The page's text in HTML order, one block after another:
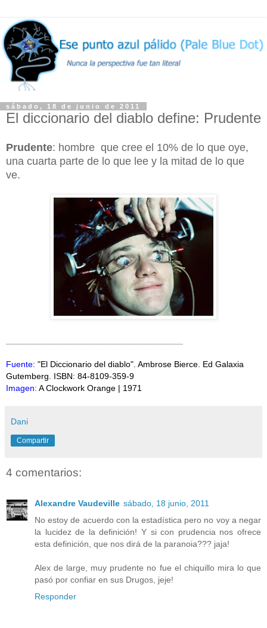
sábado, 18 de junio de 2011
El diccionario del diablo define: Prudente
Prudente: hombre que cree el 10% de lo que oye,
una cuarta parte de lo que lee y la mitad de lo que
ve.
Fuente: "El Diccionario del diablo". Ambrose Bierce. Ed Galaxia
Gutemberg. ISBN: 84-8109-359-9
Imagen: A Clockwork Orange | 1971
Dani
Compartir
4 comentarios:
Alexandre Vaudeville sábado, 18 junio, 2011
No estoy de acuerdo con la estadística pero no voy a negar
la lucidez de la definición! Y si con prudencia nos ofrece
esta definición, que nos dirá de la paranoia??? jaja!
Alex de large, muy prudente no fue el chiquillo mira lo que
pasó por confiar en sus Drugos, jeje!
Responder